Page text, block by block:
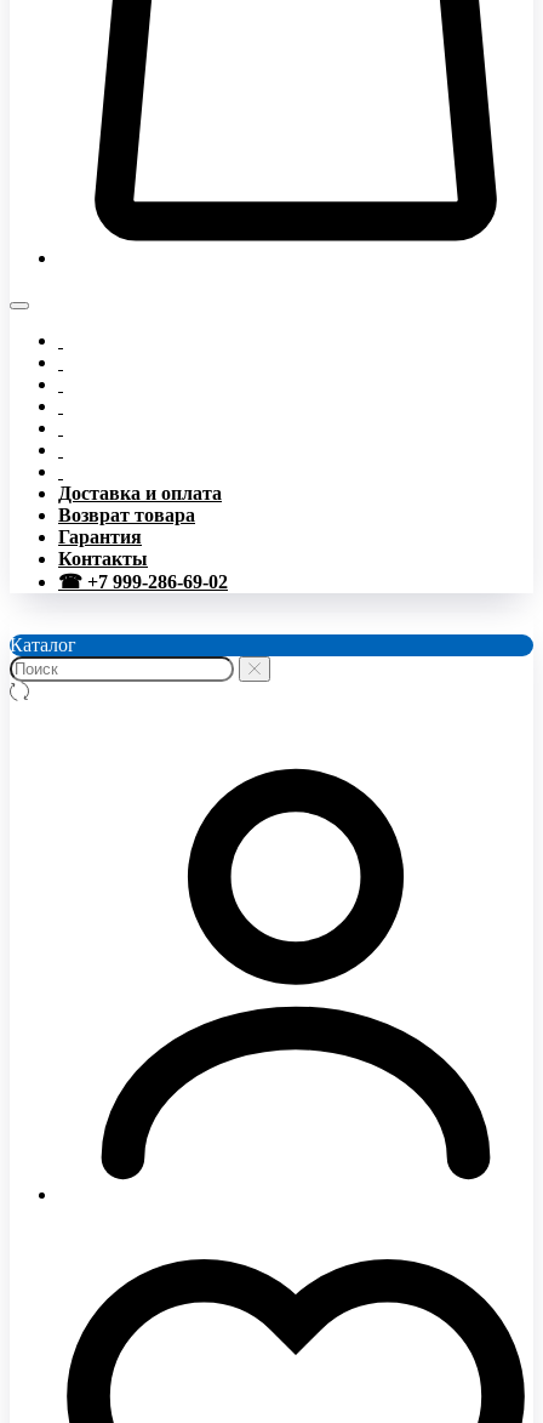
Доставка и оплата
Возврат товара
Гарантия
Контакты
☎ +7 999-286-69-02
Каталог